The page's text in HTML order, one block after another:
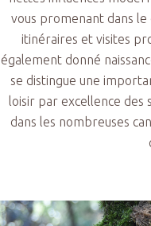
vous promenant dans le
itinéraires et visites
également donné
se distingue une
loisir par excellence des
dans les nombreuses